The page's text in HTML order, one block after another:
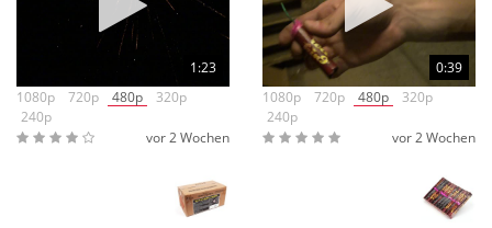
1:23
1080p
720p 480p
320p
240p
vor 2 Wochen
0:39
1080p
720p 480p
320p
240p
vor 2 Wochen